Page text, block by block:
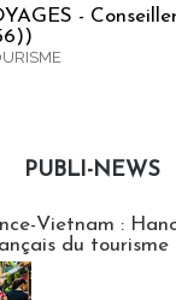
-
PUBLI-NEWS
Vietnam :
du tourisme